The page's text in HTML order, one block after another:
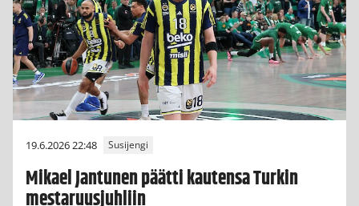
19.6.2026 22:48 Susijengi
Mikael Jantunen päätti kautensa Turkin
mestaruusjuhliin